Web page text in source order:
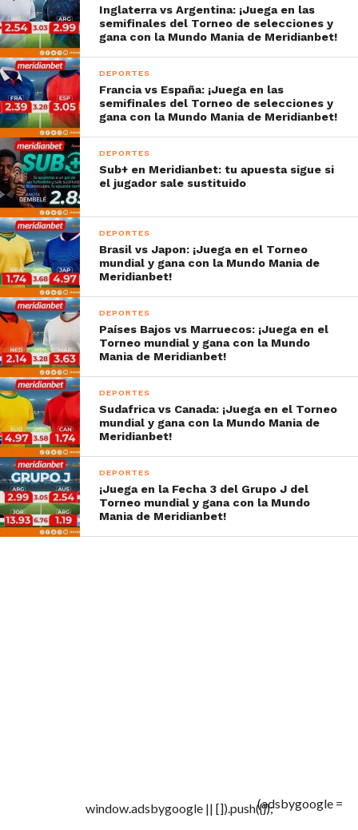
Inglaterra vs Argentina: ¡Juega en las
semifinales del Torneo de selecciones y
gana con la Mundo Mania de Meridianbet!
DEPORTES
Francia vs España: ¡Juega en las
semifinales del Torneo de selecciones y
gana con la Mundo Mania de Meridianbet!
DEPORTES
Sub+ en Meridianbet: tu apuesta sigue si
el jugador sale sustituido
DEPORTES
Brasil vs Japon: ¡Juega en el Torneo
mundial y gana con la Mundo Mania de
Meridianbet!
DEPORTES
Países Bajos vs Marruecos: ¡Juega en el
Torneo mundial y gana con la Mundo
Mania de Meridianbet!
DEPORTES
Sudafrica vs Canada: ¡Juega en el Torneo
mundial y gana con la Mundo Mania de
Meridianbet!
DEPORTES
¡Juega en la Fecha 3 del Grupo J del
Torneo mundial y gana con la Mundo
Mania de Meridianbet!
(adsbygoogle =
window.adsbygoogle || []).push({});